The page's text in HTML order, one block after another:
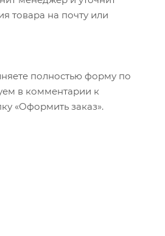
товара на почту или
полностью форму по
в комментарии к
«Оформить заказ».